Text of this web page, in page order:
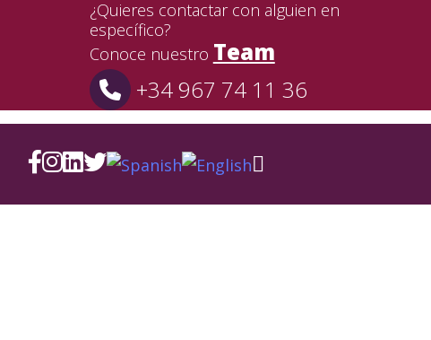
¿Quieres contactar con alguien en
específico?
Conoce nuestro Team
+34 967 74 11 36